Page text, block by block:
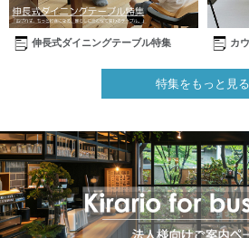
伸長式ダイニングテーブル特集 カ
特集をもっと見る